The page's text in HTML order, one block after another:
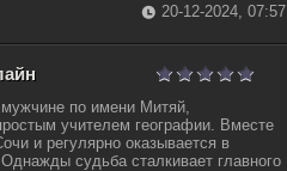
20-12-2024, 07:57
по имени Митяй,
учителем географии. Вместе
и регулярно оказывается в
судьба сталкивает главного